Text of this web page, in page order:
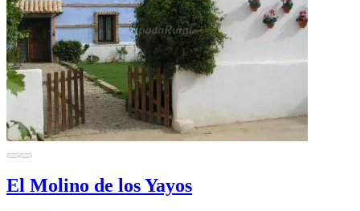
El Molino de los Yayos